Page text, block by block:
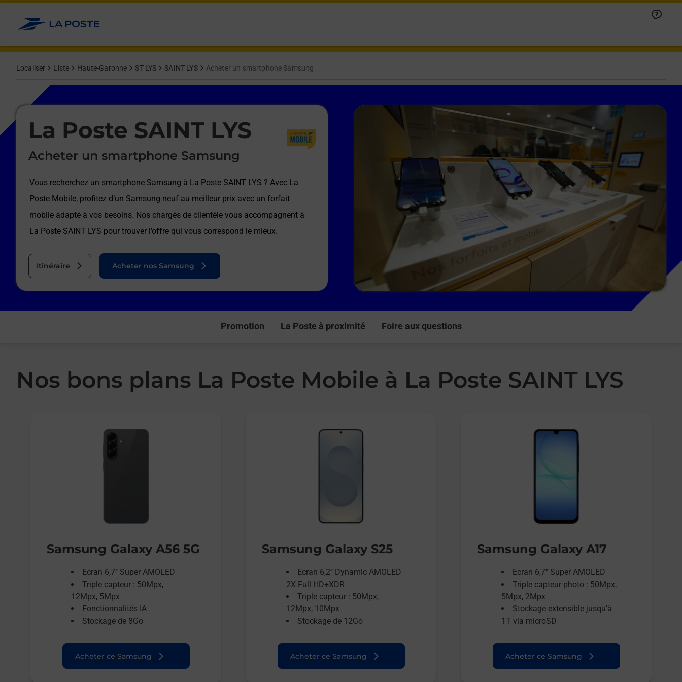
Allez au contenu
Localiser Liste Haute-Garonne ST LYS SAINT LYS Acheter un smartphone Samsung
La Poste SAINT LYS
Acheter un smartphone Samsung
Vous recherchez un smartphone Samsung à La Poste SAINT LYS ? Avec La
Poste Mobile, profitez d’un Samsung neuf au meilleur prix avec un forfait
mobile adapté à vos besoins. Nos chargés de clientèle vous accompagnent à
La Poste SAINT LYS pour trouver l’offre qui vous correspond le mieux.
Itinéraire
Le lien s'ouvre dans un nouvel onglet
Acheter nos Samsung
Promotion La Poste à proximité Foire aux questions
Nos bons plans La Poste Mobile à La Poste SAINT LYS
Samsung Galaxy A56 5G
Ecran 6,7’’ Super AMOLED
Triple capteur : 50Mpx,
12Mpx, 5Mpx
Fonctionnalités IA
Stockage de 8Go
Acheter ce Samsung
Samsung Galaxy S25
Ecran 6,2’’ Dynamic AMOLED
2X Full HD+XDR
Triple capteur : 50Mpx,
12Mpx, 10Mpx
Stockage de 12Go
Acheter ce Samsung
Samsung Galaxy A17
Ecran 6,7’’ Super AMOLED
Triple capteur photo : 50Mpx,
5Mpx, 2Mpx
Stockage extensible jusqu’à
1T via microSD
Acheter ce Samsung
Le lien s'ouvre dans un nouvel onglet
Afficher ou masquer la réponse
Afficher ou masquer la réponse
Afficher ou masquer la réponse
Afficher ou masquer la réponse
Afficher ou masquer la réponse
Afficher ou masquer la réponse